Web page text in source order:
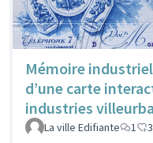
Mémoire
d’une carte
industries
La ville Edifiante 1 3